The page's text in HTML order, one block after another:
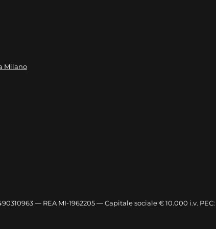
Milano
— REA MI-1962205 — Capitale sociale € 10.000 i.v. PEC: